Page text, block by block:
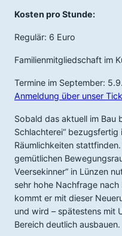
Kosten pro Stunde:
Regulär: 6 Euro
Familienmitgliedschaft im
Termine im September:
Anmeldung über unser
Sobald das aktuell im Bau
Schlachterei“
Räumlichkeiten
gemütlichen
Veersekinner“ in Lünzen
sehr hohe Nachfrage
kommt er mit dieser
und wird – spätestens mit
Bereich deutlich ausbauen.